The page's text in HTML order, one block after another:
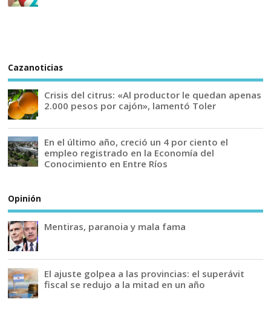
Cazanoticias
Crisis del citrus: «Al productor le quedan apenas
2.000 pesos por cajón», lamentó Toler
En el último año, creció un 4 por ciento el
empleo registrado en la Economía del
Conocimiento en Entre Ríos
Opinión
Mentiras, paranoia y mala fama
El ajuste golpea a las provincias: el superávit
fiscal se redujo a la mitad en un año